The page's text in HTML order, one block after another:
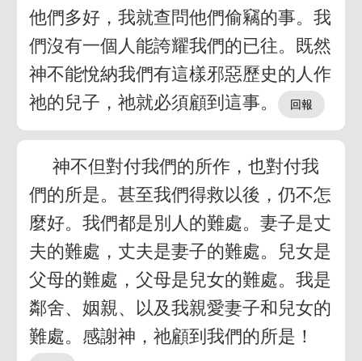
他們多好，我就查問他們偷竊的事。我
們沒有一個人能誇耀我們的已往。既然
神不能悅納我們有這樣邪惡歷史的人作
祂的兒子，祂就必須顧到這事。
神不但對付我們的所作，也對付我
們的所是。甚至我們得救以後，仍不怎
麼好。我們都是別人的難處。妻子是丈
夫的難處，丈夫是妻子的難處。兒女是
父母的難處，父母是兒女的難處。我是
鄰舍、姻親、以及我親愛妻子和兒女的
難處。感謝神，祂顧到我們的所是！